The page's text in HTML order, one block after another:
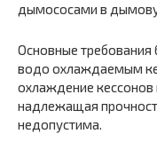
дымососами в
Основные требования
водо­ охлаждаемым
охлаждение
надлежащая
недопустима.